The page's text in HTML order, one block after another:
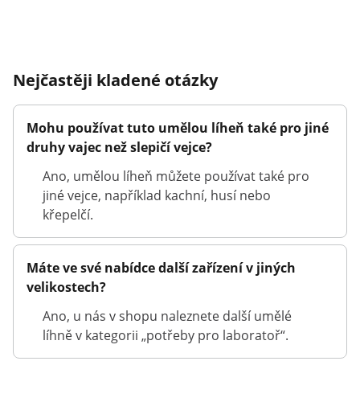
Nejčastěji kladené otázky
Mohu používat tuto umělou líheň také pro jiné
druhy vajec než slepičí vejce?
Ano, umělou líheň můžete používat také pro
jiné vejce, například kachní, husí nebo
křepelčí.
Máte ve své nabídce další zařízení v jiných
velikostech?
Ano, u nás v shopu naleznete další umělé
líhně v kategorii „potřeby pro laboratoř“.